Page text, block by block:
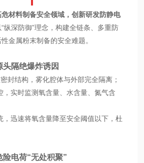
材料制备安全领域，创新研发防静电
“纵深防御”理念，构建全链条、多重防
金属粉末制备的安全难题。
头隔绝爆炸诱因
封结构，雾化腔体与外部完全隔离；
实时监测氧含量、水含量、氮气含
迅速将氧含量降至安全阈值以下，杜
电荷“无处积聚”